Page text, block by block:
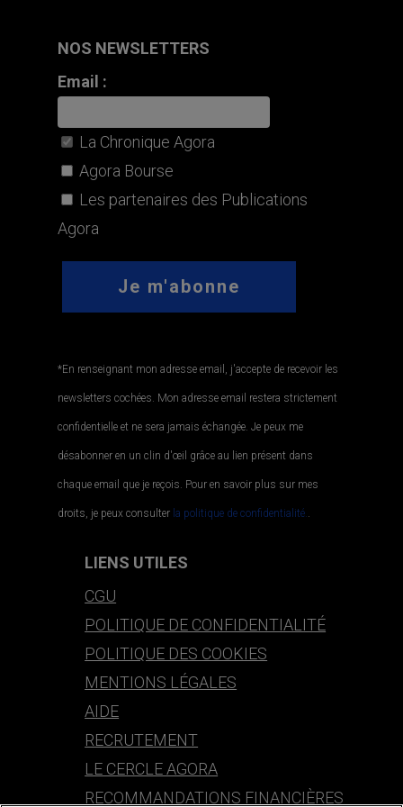
NOS NEWSLETTERS
Email :
La Chronique Agora
Agora Bourse
Les partenaires des Publications
Agora
*En renseignant mon adresse email, j'accepte de recevoir les
newsletters cochées. Mon adresse email restera strictement
confidentielle et ne sera jamais échangée. Je peux me
désabonner en un clin d'œil grâce au lien présent dans
chaque email que je reçois. Pour en savoir plus sur mes
droits, je peux consulter la politique de confidentialité.
LIENS UTILES
CGU
POLITIQUE DE CONFIDENTIALITÉ
POLITIQUE DES COOKIES
MENTIONS LÉGALES
AIDE
RECRUTEMENT
LE CERCLE AGORA
RECOMMANDATIONS FINANCIÈRES